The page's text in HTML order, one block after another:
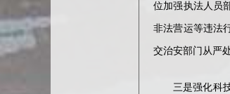
位加强执法人员
非法营运等违法
交治安部门从严处
三是强化科技